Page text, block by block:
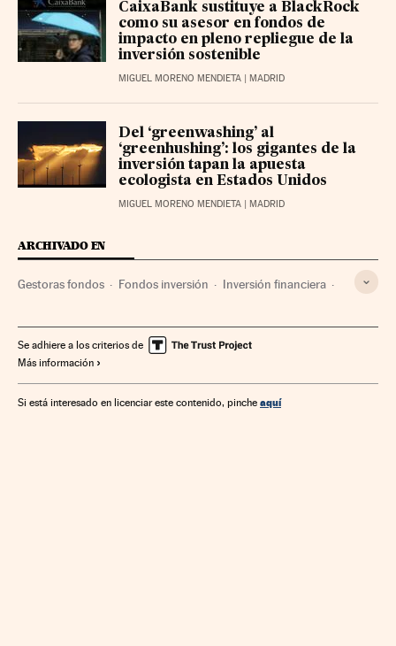
CaixaBank sustituye a BlackRock
como su asesor en fondos de
impacto en pleno repliegue de la
inversión sostenible
MIGUEL MORENO MENDIETA | MADRID
Del ‘greenwashing’ al
‘greenhushing’: los gigantes de la
inversión tapan la apuesta
ecologista en Estados Unidos
MIGUEL MORENO MENDIETA | MADRID
ARCHIVADO EN
Gestoras fondos Fondos inversión Inversión financiera
Estados Unidos
Se adhiere a los criterios de
Más información
Si está interesado en licenciar este contenido, pinche aquí